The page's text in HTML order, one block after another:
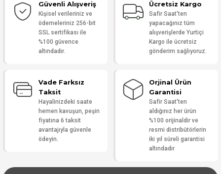
Yorum Yaz
Güvenli Alışveriş
Kişisel verileriniz ve
ödemeleriniz 256-bit
SSL sertifikası ile
%100 güvence
altındadır.
Ücretsiz Kargo
Safir Saat'ten
yapacağınız tüm
alışverişlerde Yurtiçi
Kargo ile ücretsiz
gönderim sağlıyoruz.
Vade Farksız
Taksit
Hayalinizdeki saate
hemen kavuşun, peşin
fiyatına 6 taksit
avantajıyla güvenle
ödeyin.
Orjinal Ürün
Garantisi
Safir Saat'ten
aldığınız her ürün
%100 orijinaldir ve
resmi distribütörlerin
iki yıl süreli garantisi
altındadır